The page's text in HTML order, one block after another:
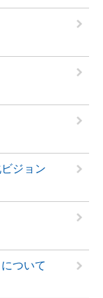
ジョン
ついて